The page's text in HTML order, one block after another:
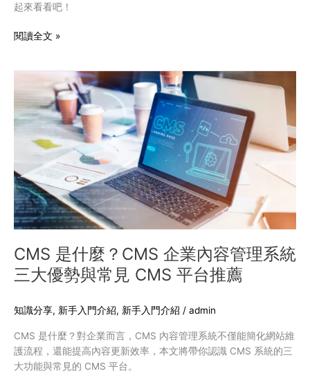
起來看看吧！
計
要
閱讀全文 »
CMS 是什麼？CMS 企業內容管理系統
三大優勢與常見 CMS 平台推薦
知識分享, 新手入門介紹, 新手入門介紹 / admin
CMS 是什麼？對企業而言，CMS 內容管理系統不僅能簡化網站維
護流程，還能提高內容更新效率，本文將帶你認識 CMS 系統的三
大功能與常見的 CMS 平台。
是
什
麼？
CMS
業
內
容
管
理
系
統
三
優
與
常
見